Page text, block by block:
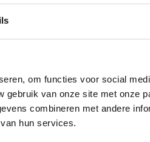
om functies voor social
gebruik van onze site met onze
combineren met andere
hun services.
Deze ruimte is
workshops,
ambiance gecreëerd kan